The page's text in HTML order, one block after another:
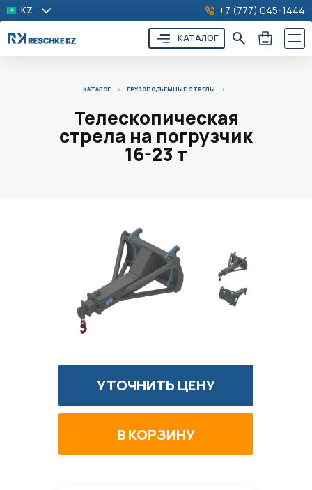
KZ +7 (777) 045-1444
КАТАЛОГ
КАТАЛОГ > ГРУЗОПОДЪЕМНЫЕ СТРЕЛЫ >
Телескопическая
стрела на погрузчик
16-23 т
УТОЧНИТЬ ЦЕНУ